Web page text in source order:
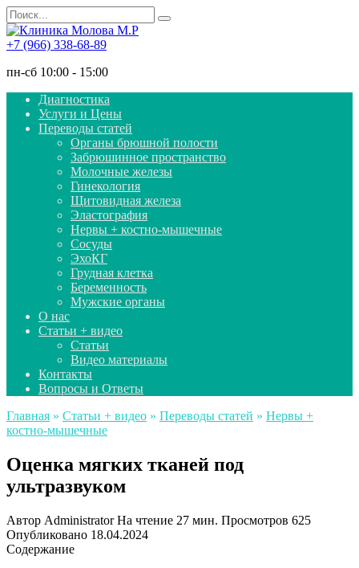
Перейти
к
содержанию
Search
for:
+7 (966) 338-68-89
пн-сб 10:00 - 15:00
Диагностика
Услуги и Цены
Переводы статей
Органы брюшной полости
Забрюшинное пространство
Молочные железы
Гинекология
Щитовидная железа
Эластография
Нервы + костно-мышечные
Сосуды
ЭхоКГ
Грудная клетка
Беременность
Мужские органы
О нас
Статьи + видео
Статьи
Видео материалы
Контакты
Вопросы и Ответы
Главная » Статьи + видео » Переводы статей » Нервы +
костно-мышечные
Оценка мягких тканей под
ультразвуком
Автор Administrator На чтение 27 мин. Просмотров 625
Опубликовано 18.04.2024
Содержание